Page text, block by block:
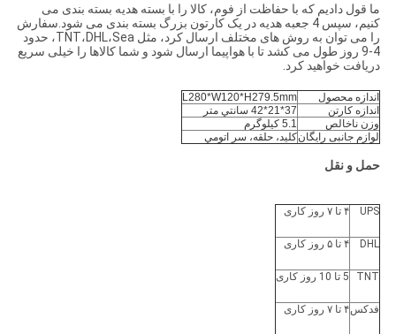
ما قول دادیم که با حفاظت از فوم، کالا را با بسته هدیه بسته بندی می
کنیم، سپس 4 جعبه هدیه در یک کارتون بزرگ بسته بندی می شود.سفارش
را می توان به روش های مختلف ارسال کرد، مثل TNT،DHL،Sea، حدود
4-9 روز طول می کشد تا با هواپیما ارسال شود و شما کالاها را خیلی سریع
دریافت خواهید کرد.
اندازه محصول
L280*W120*H279.5mm
اندازه کارتن
37*21*42 سانتي متر
وزن ناخالص
5.1 کیلوگرم
لوازم جانبی رایگانکليد، حلقه، سر اتومي
حمل و نقل
UPS ۴ تا ۷ روز کاری
DHL ۴ تا ۵ روز کاری
TNT 5 تا 10 روز کاری
فدکس۴ تا ۷ روز کاری